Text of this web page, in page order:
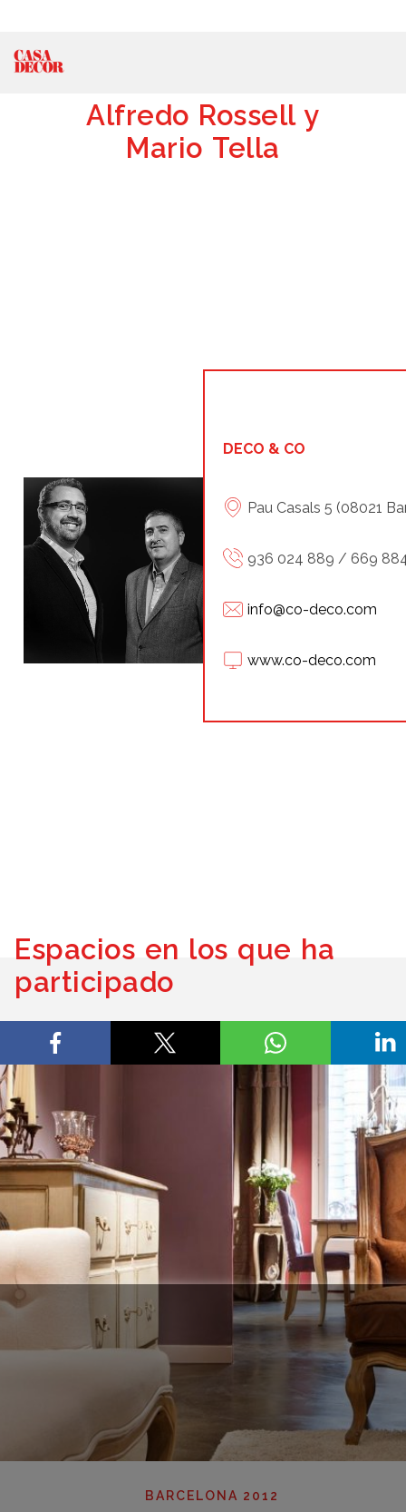
Alfredo Rossell y
Mario Tella
DECO & CO
Pau Casals 5 (08021
936 024 889 / 669
info@co-deco.com
www.co-deco.com
Espacios en los que ha
participado
BARCELONA 2012